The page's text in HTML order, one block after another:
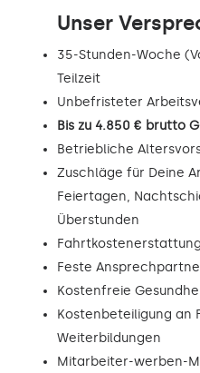
Unser
35-Stunden-Woche
Teilzeit
Unbefristeter
Bis zu 4.850 € brutto
Betriebliche
Zuschläge für Deine
Feiertagen,
Überstunden
Fahrtkostenerstattung
Feste
Kostenfreie
Kostenbeteiligung an
Weiterbildungen
Mitarbeiter-werben-